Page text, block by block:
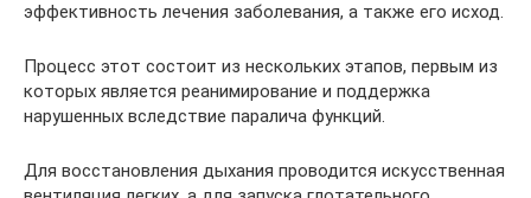
эффективность лечения заболевания, а также его исход.
Процесс этот состоит из нескольких этапов, первым из
которых является реанимирование и поддержка
нарушенных вследствие паралича функций.
Для восстановления дыхания проводится искусственная